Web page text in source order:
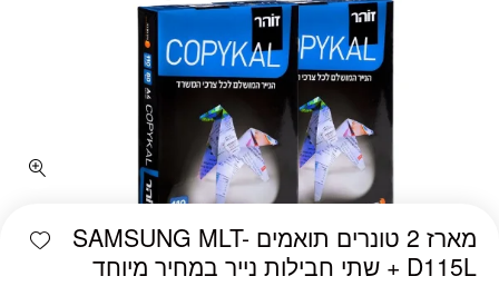
מארז 2 טונרים תואמים SAMSUNG MLT-
D115L + שתי חבילות נייר במחיר מיוחד